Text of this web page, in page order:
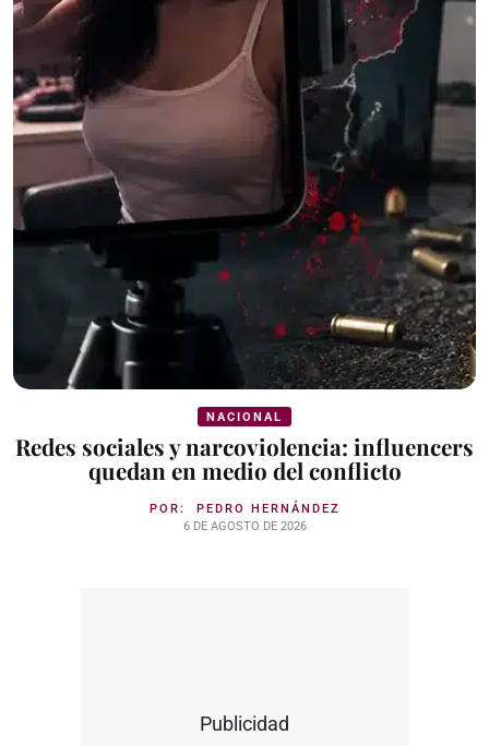
NACIONAL
Redes sociales y narcoviolencia: influencers
quedan en medio del conflicto
POR: PEDRO HERNÁNDEZ
6 DE AGOSTO DE 2026
Publicidad